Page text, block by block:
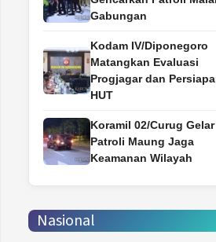
Gabungan
Kodam IV/Diponegoro
Matangkan Evaluasi
Progjagar dan
HUT
Koramil 02/Curug Gelar
Patroli Maung Jaga
Keamanan Wilayah
Nasional